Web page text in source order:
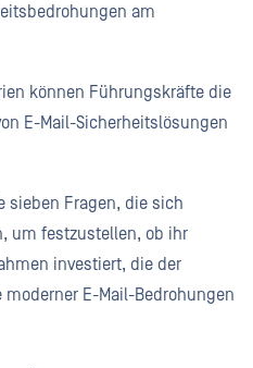
am
können Führungskräfte die
E-Mail-Sicherheitslösungen
sieben Fragen, die sich
um festzustellen, ob ihr
investiert, die der
E-Mail-Bedrohungen